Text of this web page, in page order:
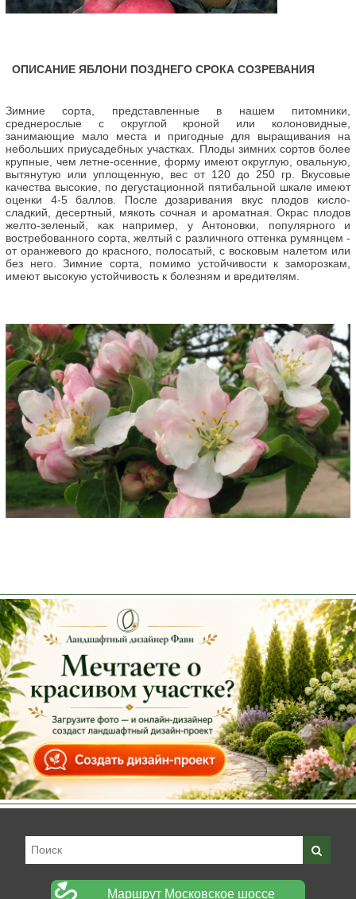
ОПИСАНИЕ ЯБЛОНИ ПОЗДНЕГО СРОКА СОЗРЕВАНИЯ
Зимние сорта, представленные в нашем питомники,
среднерослые с округлой кроной или колоновидные,
занимающие мало места и пригодные для выращивания на
небольших приусадебных участках. Плоды зимних сортов более
крупные, чем летне-осенние, форму имеют округлую, овальную,
вытянутую или уплощенную, вес от 120 до 250 гр. Вкусовые
качества высокие, по дегустационной пятибальной шкале имеют
оценки 4-5 баллов. После дозаривания вкус плодов кисло-
сладкий, десертный, мякоть сочная и ароматная. Окрас плодов
желто-зеленый, как например, у Антоновки, популярного и
востребованного сорта, желтый с различного оттенка румянцем -
от оранжевого до красного, полосатый, с восковым налетом или
без него. Зимние сорта, помимо устойчивости к заморозкам,
имеют высокую устойчивость к болезням и вредителям.
Маршрут Московское шоссе